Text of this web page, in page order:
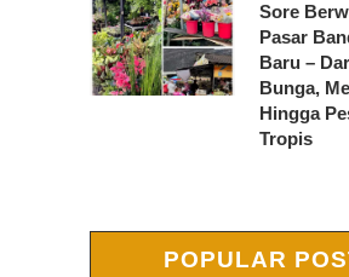
Sore
Pasar
Baru –
Bunga,
Hingga
Tropis
POPULAR